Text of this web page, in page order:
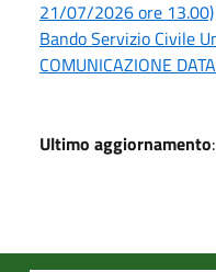
21/07/2026 ore 13.00)
Bando Servizio Civile
COMUNICAZIONE
Ultimo aggiornamento